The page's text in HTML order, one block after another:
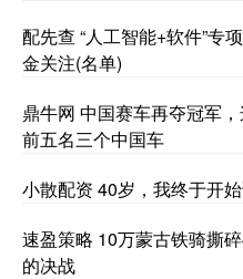
配先查 “人工智能+软件”专
金关注(名单)
鼎牛网 中国赛车再夺冠军
前五名三个中国车
小散配资 40岁，我终于开始
速盈策略 10万蒙古铁骑撕
的决战